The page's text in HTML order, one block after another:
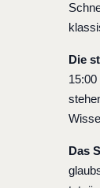
Die
Das